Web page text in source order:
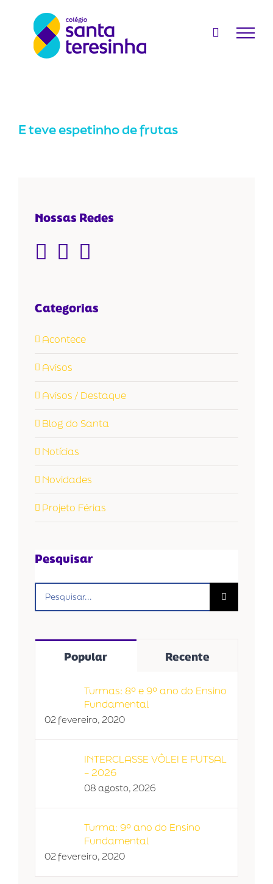
conteúdo
E teve espetinho de frutas
Nossas Redes
Categorias
Acontece
Avisos
Avisos / Destaque
Blog do Santa
Notícias
Novidades
Projeto Férias
Pesquisar
resultados
Popular Recente
Turmas: 8º e 9º ano do Ensino
Fundamental
02 fevereiro, 2020
INTERCLASSE VÔLEI E FUTSAL
– 2026
08 agosto, 2026
Turma: 9º ano do Ensino
Fundamental
02 fevereiro, 2020